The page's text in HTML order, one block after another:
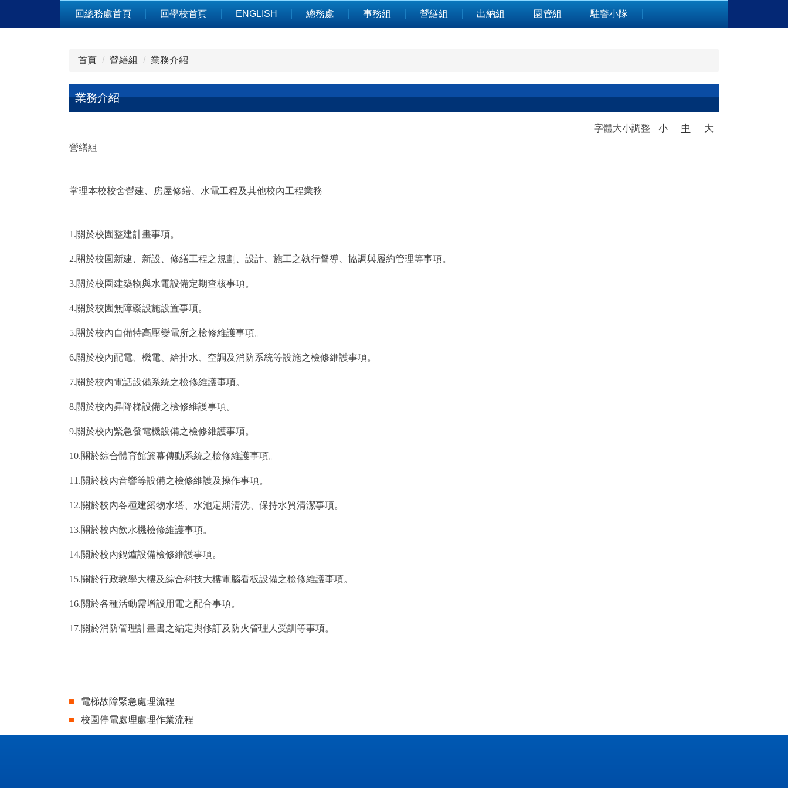
回總務處首頁 回學校首頁 ENGLISH 總務處 事務組 營繕組 出納組 園管組 駐警小隊
首頁 營繕組 業務介紹
業務介紹
字體大小調整 小 中
大
營繕組
掌理本校校舍營建、房屋修繕、水電工程及其他校內工程業務
1.關於校園整建計畫事項。
2.關於校園新建、新設、修繕工程之規劃、設計、施工之執行督導、協調與履約管理等事項。
3.關於校園建築物與水電設備定期查核事項。
4.關於校園無障礙設施設置事項。
5.關於校內自備特高壓變電所之檢修維護事項。
6.關於校內配電、機電、給排水、空調及消防系統等設施之檢修維護事項。
7.關於校內電話設備系統之檢修維護事項。
8.關於校內昇降梯設備之檢修維護事項。
9.關於校內緊急發電機設備之檢修維護事項。
10.關於綜合體育館簾幕傳動系統之檢修維護事項。
11.關於校內音響等設備之檢修維護及操作事項。
12.關於校內各種建築物水塔、水池定期清洗、保持水質清潔事項。
13.關於校內飲水機檢修維護事項。
14.關於校內鍋爐設備檢修維護事項。
15.關於行政教學大樓及綜合科技大樓電腦看板設備之檢修維護事項。
16.關於各種活動需增設用電之配合事項。
17.關於消防管理計畫書之編定與修訂及防火管理人受訓等事項。
電梯故障緊急處理流程
校園停電處理處理作業流程